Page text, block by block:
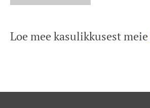
Loe mee kasulikkusest meie